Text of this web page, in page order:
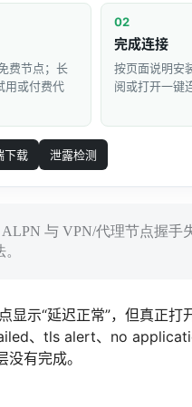
费节点；长
用或付费代
02
完成连接
按页面说明安
阅或打开一键
下载 泄露检测
与 VPN/代理节点握
显示“延迟正常”，但真正
、tls alert、no
有完成。